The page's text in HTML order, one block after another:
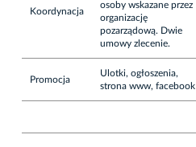
Koordynacja
osoby wskazane przez
organizację
pozarządową. Dwie
umowy zlecenie.
Promocja
Ulotki, ogłoszenia,
strona www, facebook